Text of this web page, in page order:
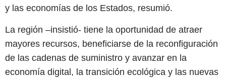
y las economías de los Estados, resumió.
La región –insistió- tiene la oportunidad de atraer
mayores recursos, beneficiarse de la reconfiguración
de las cadenas de suministro y avanzar en la
economía digital, la transición ecológica y las nuevas